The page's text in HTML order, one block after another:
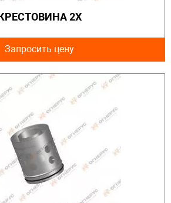
2Х
Запросить цену